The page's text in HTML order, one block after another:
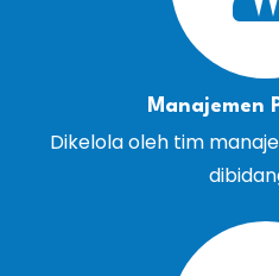
Manajemen
Dikelola oleh tim